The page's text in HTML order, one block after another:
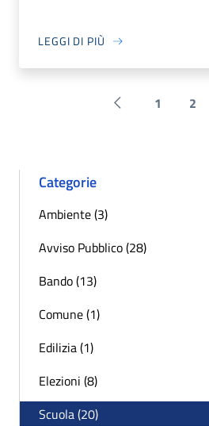
LEGGI DI PIÙ
Pagina precedente
1 2
Categorie
Ambiente (3)
Avviso Pubblico (28)
Bando (13)
Comune (1)
Edilizia (1)
Elezioni (8)
Scuola (20)